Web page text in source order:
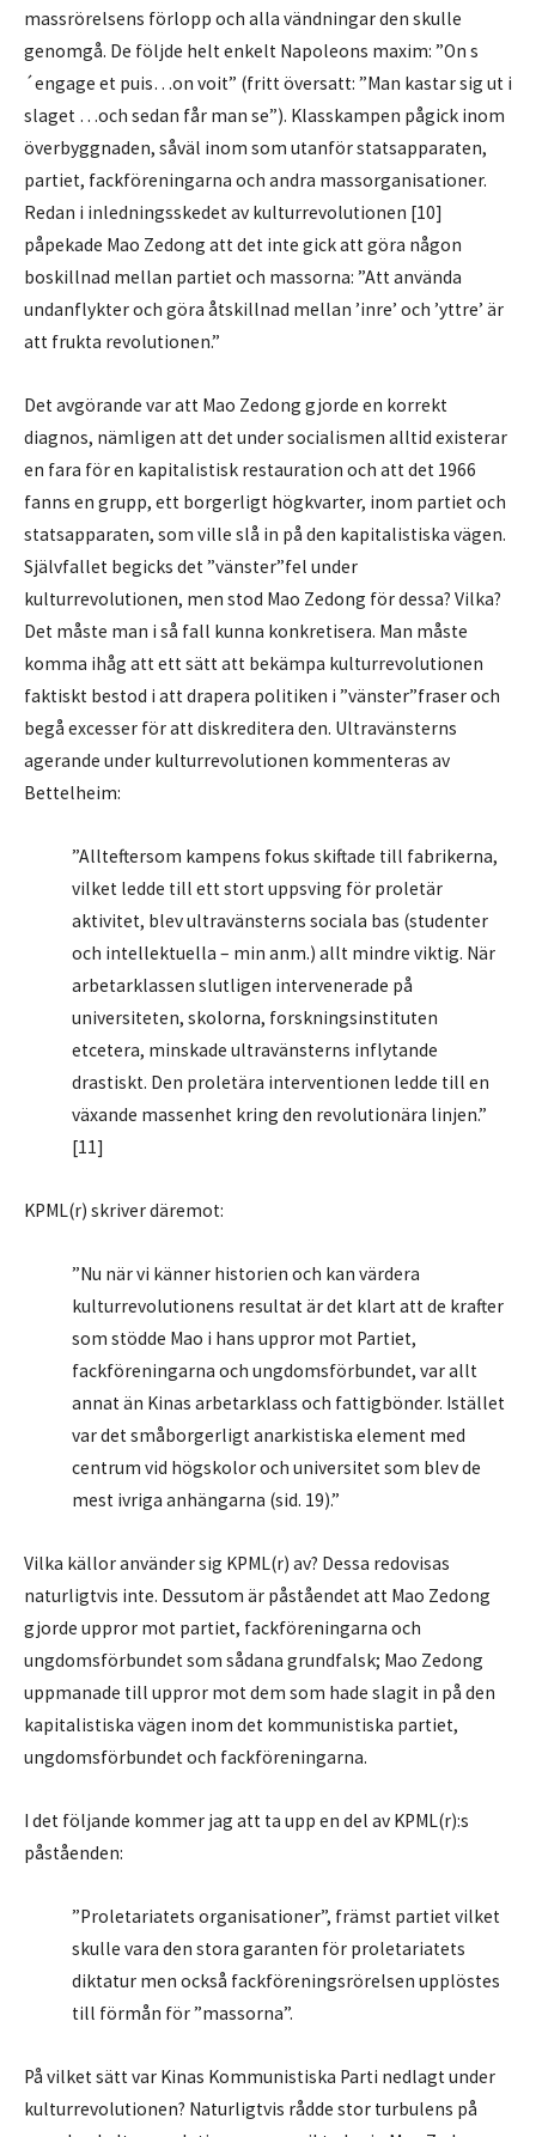
massrörelsens förlopp och alla vändningar den skulle
genomgå. De följde helt enkelt Napoleons maxim: ”On s
´engage et puis…on voit” (fritt översatt: ”Man kastar sig ut i
slaget …och sedan får man se”). Klasskampen pågick inom
överbyggnaden, såväl inom som utanför statsapparaten,
partiet, fackföreningarna och andra massorganisationer.
Redan i inledningsskedet av kulturrevolutionen [10]
påpekade Mao Zedong att det inte gick att göra någon
boskillnad mellan partiet och massorna: ”Att använda
undanflykter och göra åtskillnad mellan ’inre’ och ’yttre’ är
att frukta revolutionen.”
Det avgörande var att Mao Zedong gjorde en korrekt
diagnos, nämligen att det under socialismen alltid existerar
en fara för en kapitalistisk restauration och att det 1966
fanns en grupp, ett borgerligt högkvarter, inom partiet och
statsapparaten, som ville slå in på den kapitalistiska vägen.
Självfallet begicks det ”vänster”fel under
kulturrevolutionen, men stod Mao Zedong för dessa? Vilka?
Det måste man i så fall kunna konkretisera. Man måste
komma ihåg att ett sätt att bekämpa kulturrevolutionen
faktiskt bestod i att drapera politiken i ”vänster”fraser och
begå excesser för att diskreditera den. Ultravänsterns
agerande under kulturrevolutionen kommenteras av
Bettelheim:
”Allteftersom kampens fokus skiftade till fabrikerna,
vilket ledde till ett stort uppsving för proletär
aktivitet, blev ultravänsterns sociala bas (studenter
och intellektuella – min anm.) allt mindre viktig. När
arbetarklassen slutligen intervenerade på
universiteten, skolorna, forskningsinstituten
etcetera, minskade ultravänsterns inflytande
drastiskt. Den proletära interventionen ledde till en
växande massenhet kring den revolutionära linjen.”
[11]
KPML(r) skriver däremot:
”Nu när vi känner historien och kan värdera
kulturrevolutionens resultat är det klart att de krafter
som stödde Mao i hans uppror mot Partiet,
fackföreningarna och ungdomsförbundet, var allt
annat än Kinas arbetarklass och fattigbönder. Istället
var det småborgerligt anarkistiska element med
centrum vid högskolor och universitet som blev de
mest ivriga anhängarna (sid. 19).”
Vilka källor använder sig KPML(r) av? Dessa redovisas
naturligtvis inte. Dessutom är påståendet att Mao Zedong
gjorde uppror mot partiet, fackföreningarna och
ungdomsförbundet som sådana grundfalsk; Mao Zedong
uppmanade till uppror mot dem som hade slagit in på den
kapitalistiska vägen inom det kommunistiska partiet,
ungdomsförbundet och fackföreningarna.
I det följande kommer jag att ta upp en del av KPML(r):s
påståenden:
”Proletariatets organisationer”, främst partiet vilket
skulle vara den stora garanten för proletariatets
diktatur men också fackföreningsrörelsen upplöstes
till förmån för ”massorna”.
På vilket sätt var Kinas Kommunistiska Parti nedlagt under
kulturrevolutionen? Naturligtvis rådde stor turbulens på